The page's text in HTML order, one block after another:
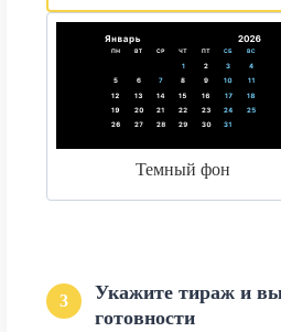
Темный фон
3
Укажите тираж и
готовности